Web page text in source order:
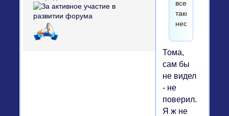
все-
таки
несерьезно...)))
Тома,
сам бы
не видел
- не
поверил.
Я ж не